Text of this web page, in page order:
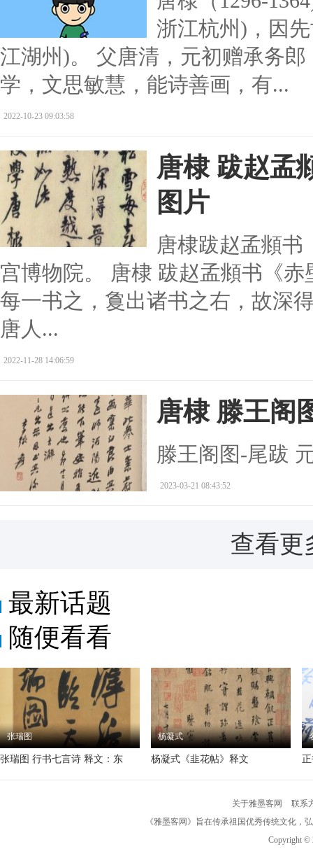
浙江杭州)，因
江湖州)。 父唐清，元初赠承务
学，文思敏慧，能诗善画，有...
2022-10-23 09:03:58
唐棣 跋赵孟
图片
唐棣跋赵孟頫书
宫博物院。 唐棣 跋赵孟頫书《
每一书之，敻出诸书之右，故深
唐人...
2022-11-28 14:06:59
唐棣 滕王阁
滕王阁图-尾跋
2023-03-21 08:43:52
查看更
最新话题
随便看看
张瑞图
张瑞图 行书七言诗 释文：东
杨凝式
杨凝式《韭花帖》释文
关于雅墨客网
联系
《雅墨客网》旨在传承祖国优秀传统文化，
Copyright ©